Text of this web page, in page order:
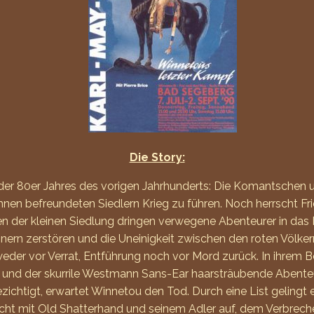
Die Story:
80er Jahres des vorigen Jahrhunderts: Die
befreundeten Siedlern Krieg zu führen. Noch herrscht
kleinen Siedlung dringen verwegene Abenteurer in
zerstören und die Uneinigkeit zwischen den roten
vor Verrat, Entführung noch vor Mord zurück. In ihrem
der skurrile Westmann Sans-Ear haarsträubende
erwartet Winnetou den Tod. Durch eine List gelingt
mit Old Shatterhand und seinem Adler auf, dem